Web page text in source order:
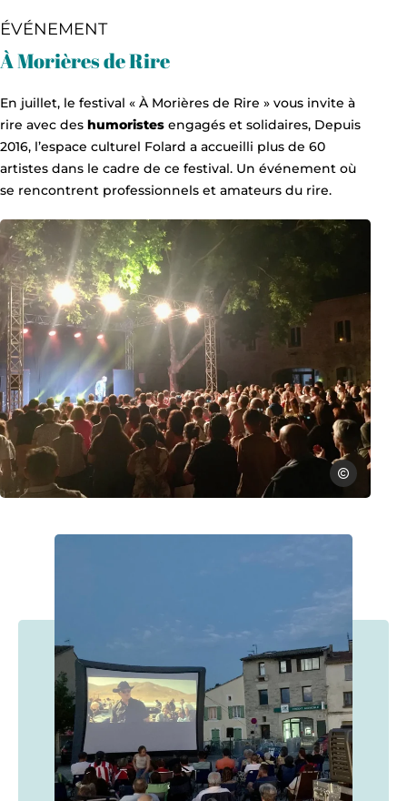
ÉVÉNEMENT
À Morières de Rire
En juillet, le festival « À Morières de Rire » vous invite à
rire avec des humoristes engagés et solidaires, Depuis
2016, l’espace culturel Folard a accueilli plus de 60
artistes dans le cadre de ce festival. Un événement où
se rencontrent professionnels et amateurs du rire.
A Morières de Rire, © Marck Romano
Marck